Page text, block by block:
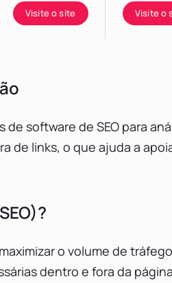
Visite o site Visite o
de software de SEO para
de links, o que ajuda a
o volume de
dentro e fora da